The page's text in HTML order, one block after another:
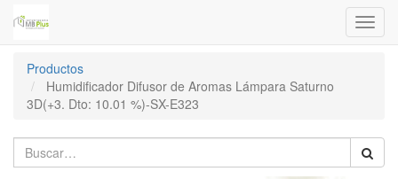
Menú
de
Productos
Humidificador Difusor de Aromas Lámpara Saturno
3D(+3. Dto: 10.01 %)-SX-E323